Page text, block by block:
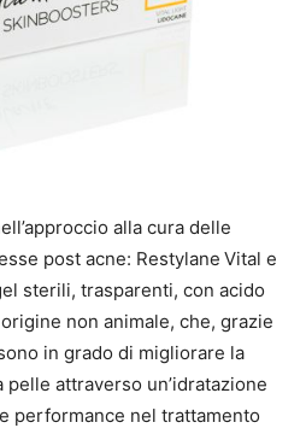
alla cura delle
post acne: Restylane Vital e
sterili, trasparenti, con acido
non animale, che, grazie
in grado di migliorare la
attraverso un’idratazione
performance nel trattamento